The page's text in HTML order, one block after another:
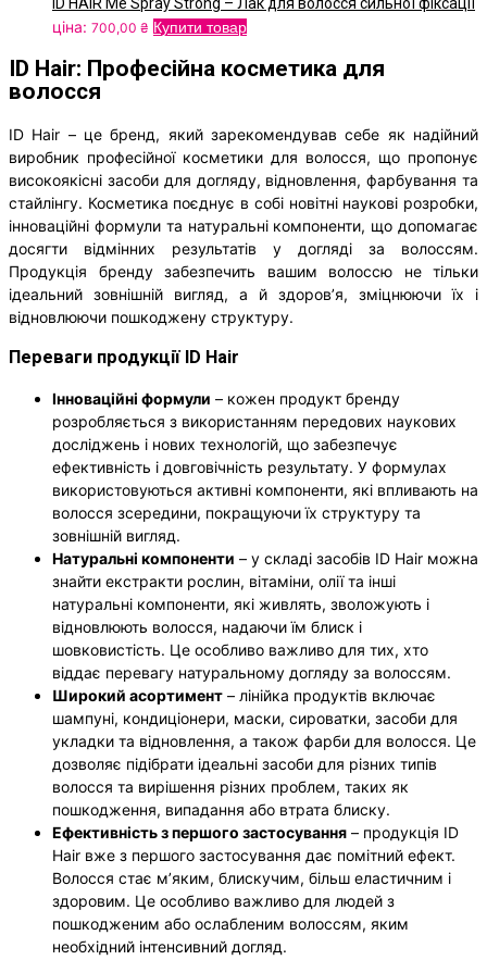
ціна: 700,00 ₴ Купити товар
ID Hair: Професійна косметика для
волосся
ID Hair – це бренд, який зарекомендував себе як надійний
виробник професійної косметики для волосся, що пропонує
високоякісні засоби для догляду, відновлення, фарбування та
стайлінгу. Косметика поєднує в собі новітні наукові розробки,
інноваційні формули та натуральні компоненти, що допомагає
досягти відмінних результатів у догляді за волоссям.
Продукція бренду забезпечить вашим волоссю не тільки
ідеальний зовнішній вигляд, а й здоров’я, зміцнюючи їх і
відновлюючи пошкоджену структуру.
Переваги продукції ID Hair
Інноваційні формули – кожен продукт бренду
розробляється з використанням передових наукових
досліджень і нових технологій, що забезпечує
ефективність і довговічність результату. У формулах
використовуються активні компоненти, які впливають на
волосся зсередини, покращуючи їх структуру та
зовнішній вигляд.
Натуральні компоненти – у складі засобів ID Hair можна
знайти екстракти рослин, вітаміни, олії та інші
натуральні компоненти, які живлять, зволожують і
відновлюють волосся, надаючи їм блиск і
шовковистість. Це особливо важливо для тих, хто
віддає перевагу натуральному догляду за волоссям.
Широкий асортимент – лінійка продуктів включає
шампуні, кондиціонери, маски, сироватки, засоби для
укладки та відновлення, а також фарби для волосся. Це
дозволяє підібрати ідеальні засоби для різних типів
волосся та вирішення різних проблем, таких як
пошкодження, випадання або втрата блиску.
Ефективність з першого застосування – продукція ID
Hair вже з першого застосування дає помітний ефект.
Волосся стає м’яким, блискучим, більш еластичним і
здоровим. Це особливо важливо для людей з
пошкодженим або ослабленим волоссям, яким
необхідний інтенсивний догляд.